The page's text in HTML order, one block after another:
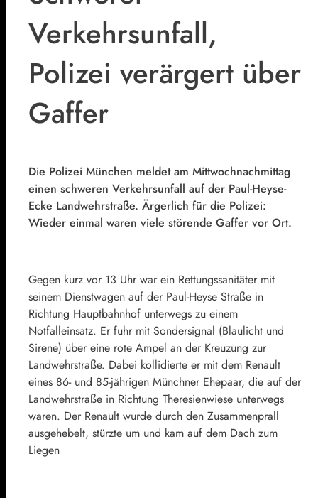
Verkehrsunfall,
Polizei verärgert über
Gaffer
Die Polizei München meldet am Mittwochnachmittag
einen schweren Verkehrsunfall auf der Paul-Heyse-
Ecke Landwehrstraße. Ärgerlich für die Polizei:
Wieder einmal waren viele störende Gaffer vor Ort.
Gegen kurz vor 13 Uhr war ein Rettungssanitäter mit
seinem Dienstwagen auf der Paul-Heyse Straße in
Richtung Hauptbahnhof unterwegs zu einem
Notfalleinsatz. Er fuhr mit Sondersignal (Blaulicht und
Sirene) über eine rote Ampel an der Kreuzung zur
Landwehrstraße. Dabei kollidierte er mit dem Renault
eines 86- und 85-jährigen Münchner Ehepaar, die auf der
Landwehrstraße in Richtung Theresienwiese unterwegs
waren. Der Renault wurde durch den Zusammenprall
ausgehebelt, stürzte um und kam auf dem Dach zum
Liegen